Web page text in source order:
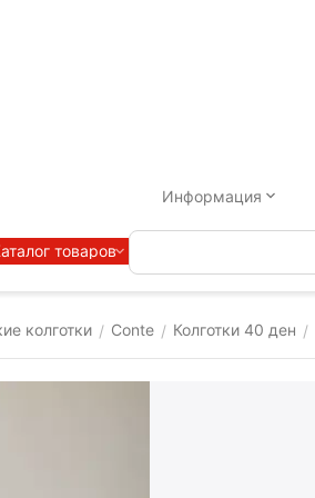
Информация
товаров
колготки / Conte / Колготки 40 ден /